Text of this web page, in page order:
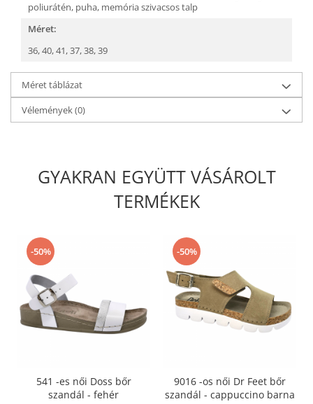
poliurátén, puha, memória szivacsos talp
Méret:
36,40,41,37,38,39
Méret táblázat
Vélemények(0)
GYAKRAN EGYÜTT VÁSÁROLT
TERMÉKEK
-50%
541 -es női Doss bőr
szandál - fehér
-50%
9016 -os női Dr Feet bőr
szandál - cappuccino barna